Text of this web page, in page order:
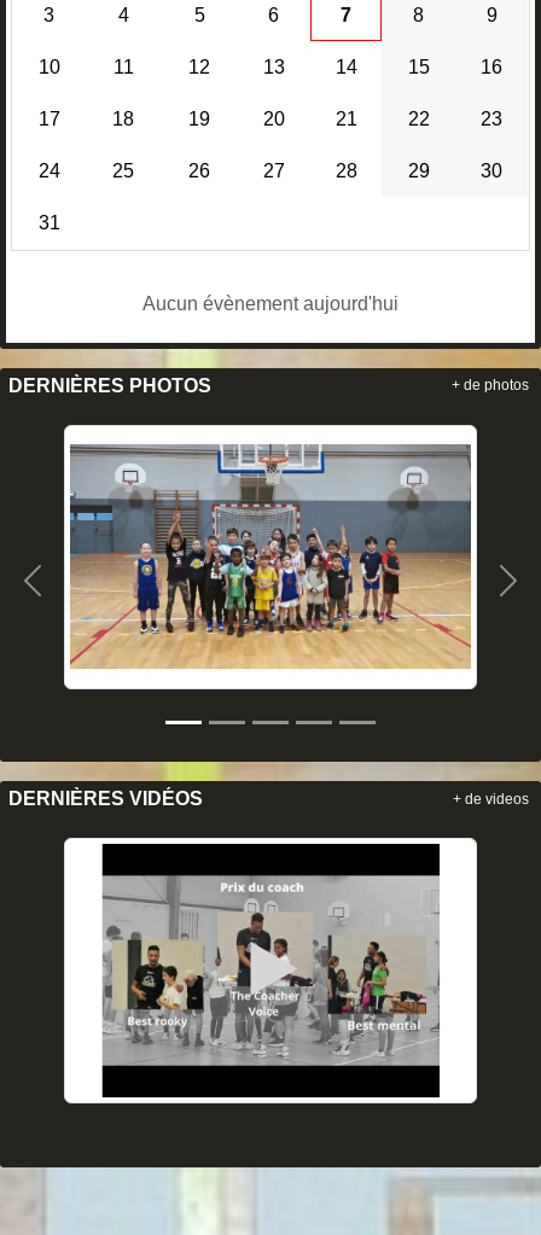
3 4 5 6 7 8 9
10 11 12 13 14 15 16
17 18 19 20 21 22 23
24 25 26 27 28 29 30
31
Aucun évènement aujourd'hui
DERNIÈRES PHOTOS
Précedent
+ de photos
DERNIÈRES VIDÉOS + de videos